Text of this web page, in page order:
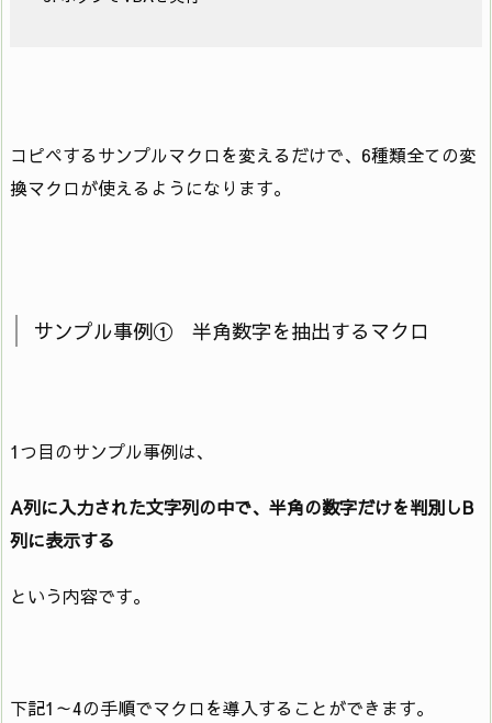
コピペするサンプルマクロを変えるだけで、6種類全ての変
換マクロが使えるようになります。
サンプル事例① 半角数字を抽出するマクロ
1つ目のサンプル事例は、
A列に入力された文字列の中で、半角の数字だけを判別しB
列に表示する
という内容です。
下記1～4の手順でマクロを導入することができます。